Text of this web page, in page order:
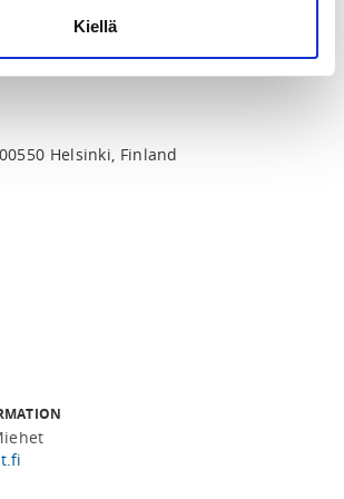
Kiellä
- Th 31.12.2026 at 00:00
Helsinki, Finland